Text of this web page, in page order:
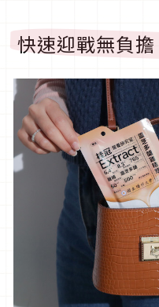
快速迎戰無負